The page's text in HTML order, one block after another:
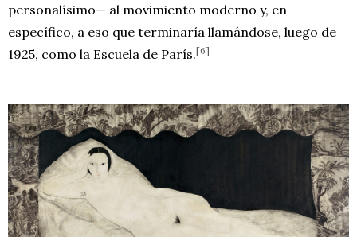
personalísimo— al movimiento moderno y, en
específico, a eso que terminaría llamándose, luego de
1925, como la Escuela de París.[6]